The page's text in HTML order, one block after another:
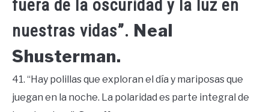
fuera de la oscuridad y la luz en
nuestras vidas”. Neal
Shusterman.
41. “Hay polillas que exploran el día y mariposas que
juegan en la noche. La polaridad es parte integral de